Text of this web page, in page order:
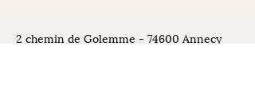
2 chemin de Golemme - 74600 Annecy